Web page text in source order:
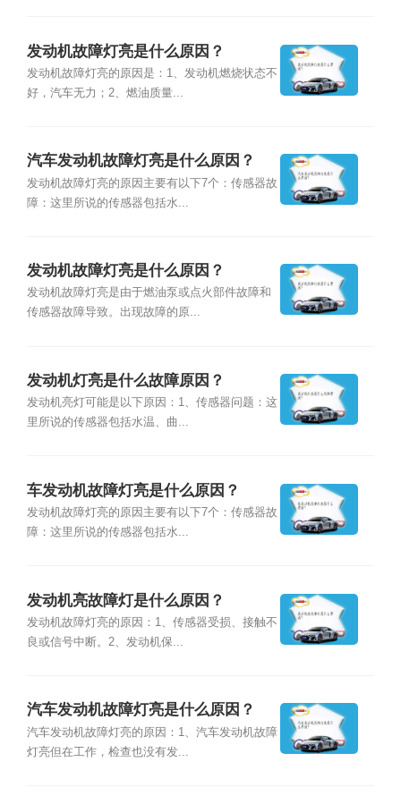
发动机故障灯亮是什么原因？
发动机故障灯亮的原因是：1、发动机燃烧状态不
好，汽车无力；2、燃油质量...
汽车发动机故障灯亮是什么原因？
发动机故障灯亮的原因主要有以下7个：传感器故
障：这里所说的传感器包括水...
发动机故障灯亮是什么原因？
发动机故障灯亮是由于燃油泵或点火部件故障和
传感器故障导致。出现故障的原...
发动机灯亮是什么故障原因？
发动机亮灯可能是以下原因：1、传感器问题：这
里所说的传感器包括水温、曲...
车发动机故障灯亮是什么原因？
发动机故障灯亮的原因主要有以下7个：传感器故
障：这里所说的传感器包括水...
发动机亮故障灯是什么原因？
发动机故障灯亮的原因：1、传感器受损、接触不
良或信号中断。2、发动机保...
汽车发动机故障灯亮是什么原因？
汽车发动机故障灯亮的原因：1、汽车发动机故障
灯亮但在工作，检查也没有发...